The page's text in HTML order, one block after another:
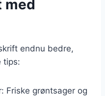
endnu bedre,
tips:
Friske grøntsager og